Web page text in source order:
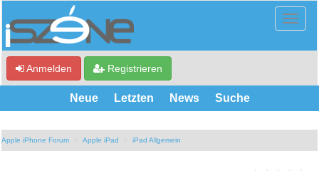
Anmelden Registrieren
Neue Letzten News Suche
Apple iPhone Forum Apple iPad iPad Allgemein